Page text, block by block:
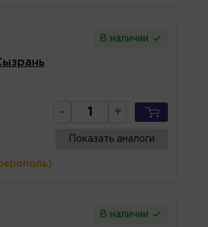
В наличии
- +
Показать аналоги
В наличии